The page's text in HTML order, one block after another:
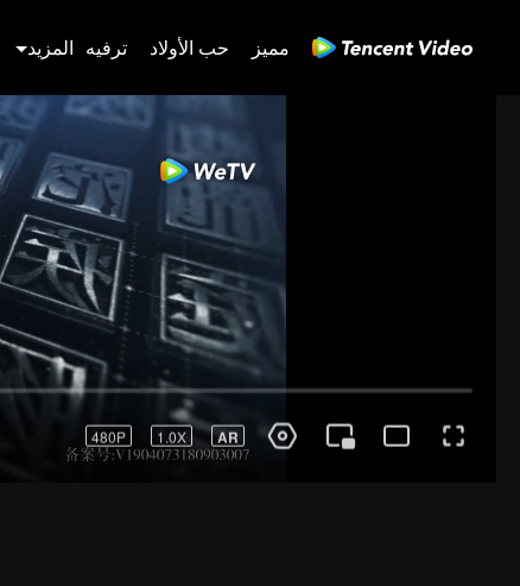
مميز حب الأولاد ترفيه المزيد